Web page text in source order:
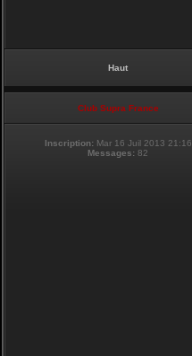
Haut
Club Supra France
Inscription: Mar 16 Juil 2013 21:16
Messages: 82